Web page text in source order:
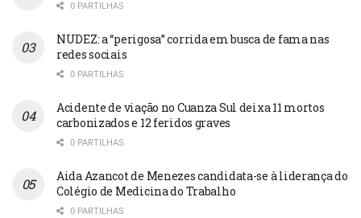
0 PARTILHAS
NUDEZ: a “perigosa” corrida em busca de fama nas
redes sociais
0 PARTILHAS
Acidente de viação no Cuanza Sul deixa 11 mortos
carbonizados e 12 feridos graves
0 PARTILHAS
Aida Azancot de Menezes candidata-se à liderança do
Colégio de Medicina do Trabalho
0 PARTILHAS